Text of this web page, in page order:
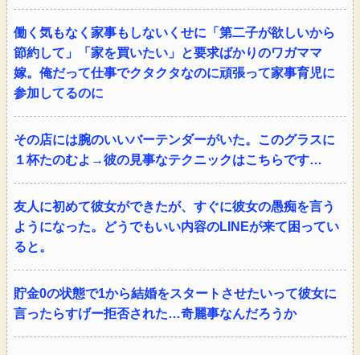
働く気もなく家事もしないくせに「第二子が欲しいから
節約して」「家を買いたい」と要求ばかりのワガママ
嫁。俺だって仕事でクタクタなのに頑張って家事育児に
参加してるのに
その店には腕のいいバーテンダーがいた。このグラスに
１杯たのむよ→彼の見事なテクニックはこちらです…
友人に初めて彼女ができたが、すぐに彼女の愚痴を言う
ようになった。どうでもいい内容のLINEが来て困ってい
ると。
貯金0の状態で1から結婚をスタートさせたいって彼女に
言ったらすげー拒否された…奇麗事なんだろうか